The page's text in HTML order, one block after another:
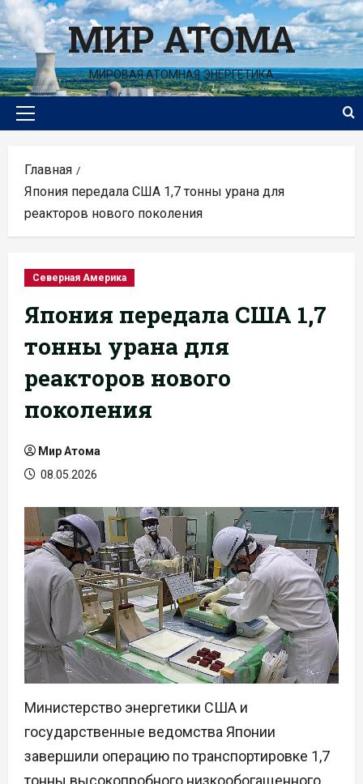
Перейти
к
содержимомуМИР АТОМА
МИРОВАЯ АТОМНАЯ ЭНЕРГЕТИКА
Основное
Главная
Япония передала США 1,7 тонны урана для
реакторов нового поколения
Северная Америка
Япония передала США 1,7
тонны урана для
реакторов нового
поколения
Мир Атома
08.05.2026
Министерство энергетики США и
государственные ведомства Японии
завершили операцию по транспортировке 1,7